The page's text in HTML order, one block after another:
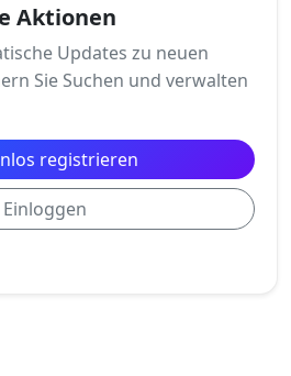
Aktionen
Updates zu neuen
Sie Suchen und verwalten
registrieren
Einloggen